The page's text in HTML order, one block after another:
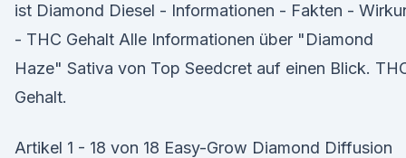
ist Diamond Diesel - Informationen - Fakten -
- THC Gehalt Alle Informationen über "Diamond
Haze" Sativa von Top Seedcret auf einen Blick.
Gehalt.
Artikel 1 - 18 von 18 Easy-Grow Diamond Diffusion